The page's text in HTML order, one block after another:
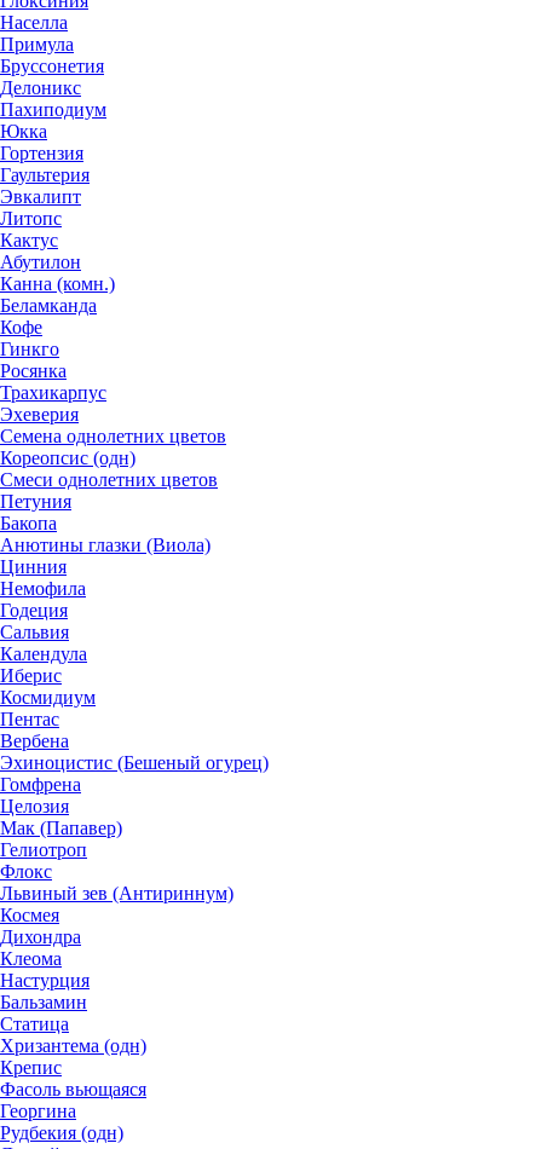
Населла
Примула
Бруссонетия
Делоникс
Пахиподиум
Юкка
Гортензия
Гаультерия
Эвкалипт
Литопс
Кактус
Абутилон
Канна (комн.)
Беламканда
Кофе
Гинкго
Росянка
Трахикарпус
Эхеверия
Семена однолетних цветов
Кореопсис (одн)
Смеси однолетних цветов
Петуния
Бакопа
Анютины глазки (Виола)
Цинния
Немофила
Годеция
Сальвия
Календула
Иберис
Космидиум
Пентас
Вербена
Эхиноцистис (Бешеный огурец)
Гомфрена
Целозия
Мак (Папавер)
Гелиотроп
Флокс
Львиный зев (Антириннум)
Космея
Дихондра
Клеома
Настурция
Бальзамин
Статица
Хризантема (одн)
Крепис
Фасоль вьющаяся
Георгина
Рудбекия (одн)